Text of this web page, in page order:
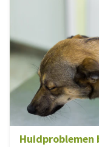
Huidproblemen